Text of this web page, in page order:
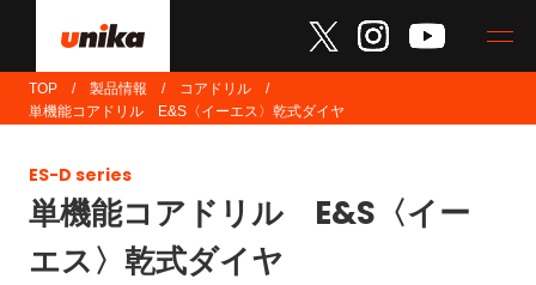
TOP 製品情報
コアドリル
単機能コアドリル E&S〈イーエス〉乾式ダイヤ
ES-D series
単機能コアドリル E&S〈イー
エス〉乾式ダイヤ